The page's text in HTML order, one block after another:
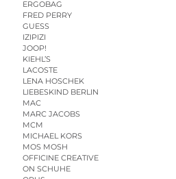
ERGOBAG
FRED PERRY
GUESS
IZIPIZI
JOOP!
KIEHL’S
LACOSTE
LENA HOSCHEK
LIEBESKIND BERLIN
MAC
MARC JACOBS
MCM
MICHAEL KORS
MOS MOSH
OFFICINE CREATIVE
ON SCHUHE